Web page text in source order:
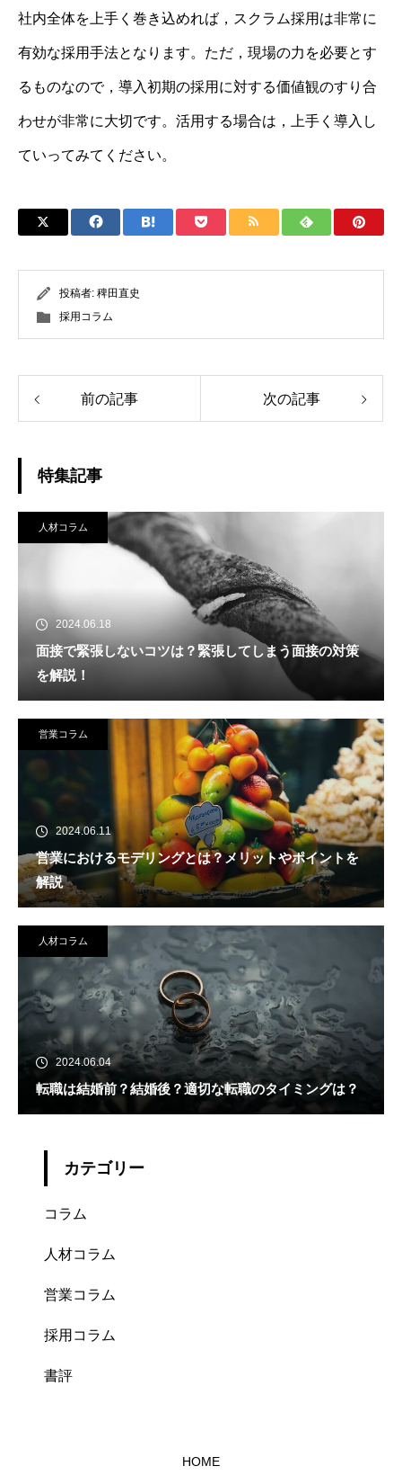
社内全体を上手く巻き込めれば，スクラム採用は非常に
有効な採用手法となります。ただ，現場の力を必要とす
るものなので，導入初期の採用に対する価値観のすり合
わせが非常に大切です。活用する場合は，上手く導入し
ていってみてください。
投稿者: 稗田直史
採用コラム
前の記事 次の記事
特集記事
人材コラム
2024.06.18
面接で緊張しないコツは？緊張してしまう面接の対策
を解説！
営業コラム
2024.06.11
営業におけるモデリングとは？メリットやポイントを
解説
人材コラム
2024.06.04
転職は結婚前？結婚後？適切な転職のタイミングは？
カテゴリー
コラム
人材コラム
営業コラム
採用コラム
書評
HOME